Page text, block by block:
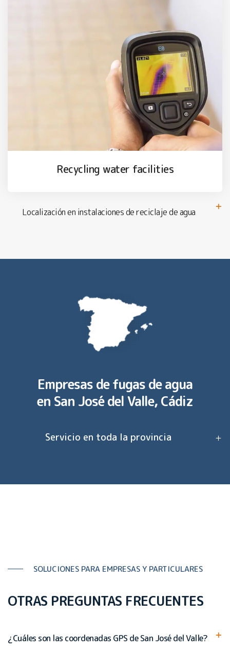
Recycling water facilities
Localización en instalaciones de reciclaje de agua
Empresas de fugas de agua
en San José del Valle, Cádiz
Servicio en toda la provincia
SOLUCIONES PARA EMPRESAS Y PARTICULARES
OTRAS PREGUNTAS FRECUENTES
¿Cuáles son las coordenadas GPS de San José del Valle?